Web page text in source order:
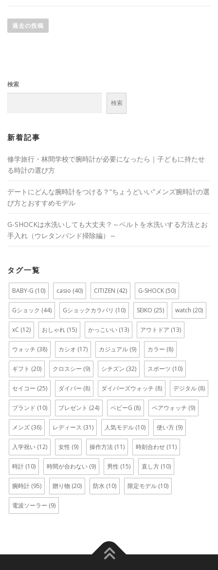
稿
シ
過去の投稿
検索
検索
新着記事
修学旅行・林間学校で腕時計が必要になったら｜子どもに持たせ
る時計の選び方
デートにどんな腕時計をつける？“ちょうどいい”メンズ腕時計の選
び方とおすすめモデル
G-SHOCKは水洗いしても大丈夫？～ベルトを水洗いする方法とお
手入れ（ウレタンバンド掃除編）～
タグ一覧
BABY-G (10) casio (40) CITIZEN (42) G-SHOCK (50)
Gショック (44) Gショックカラバリ (10) SEIKO (25) watch (20)
xC (12) おしゃれ (15) かっこいい (13) アウトドア (13)
ウォッチ (38) カシオ (17) カジュアル (9) カラー (8)
ギフト (20) クロスシー (9) シチズン (32) スポーツ (10)
セイコー (25) ダイバー (8) ダイバーズウォッチ (8) デジタル (8)
ブランド (10) プレゼント (24) ベビーG (8) ペアウォッチ (9)
メンズ (36) レディース (31) 人気モデル (10) 使い方 (9)
入学祝い (12) 女性 (9) 操作方法 (11) 時刻合わせ (11)
時計 (10) 時間が合わない (9) 男性 (15) 直し方 (10)
腕時計 (95) 贈り物 (20) 防水 (10) 限定モデル (10)
電波ソーラー (9)